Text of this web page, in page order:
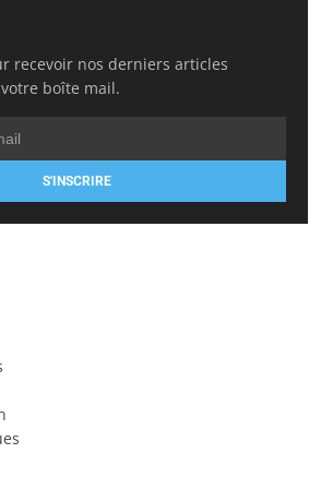
recevoir nos derniers articles
boîte mail.
S'INSCRIRE